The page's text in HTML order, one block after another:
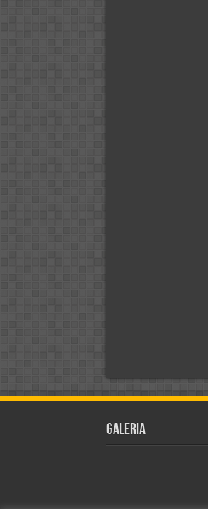
Galeria